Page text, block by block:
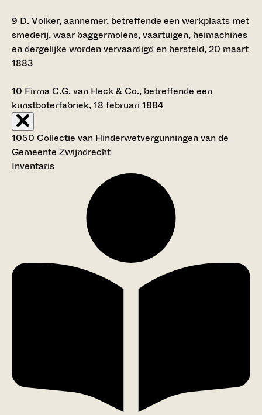
9 D. Volker, aannemer, betreffende een werkplaats met
smederij, waar baggermolens, vaartuigen, heimachines
en dergelijke worden vervaardigd en hersteld, 20 maart
1883
10 Firma C.G. van Heck & Co., betreffende een
kunstboterfabriek, 18 februari 1884
1050 Collectie van Hinderwetvergunningen van de
Gemeente Zwijndrecht
Inventaris